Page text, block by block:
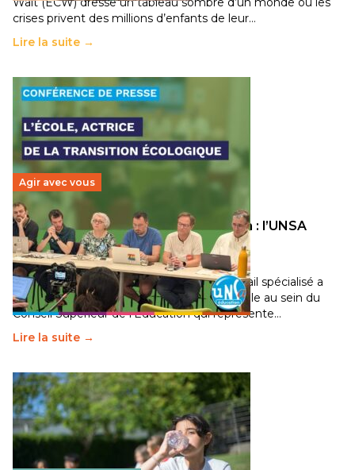
crises privent des millions d’enfants de leur…
Lire la suite →
Agir avec vous
Transition écologique de l’éducation : l’UNSA
Éducation fait bouger les lignes
30 juin 2026-National
Pendant plusieurs mois, un groupe de travail spécialisé a
travaillé sur la transition écologique de l’Ecole au sein du
Conseil Supérieur de l’Éducation qui représente…
Lire la suite →